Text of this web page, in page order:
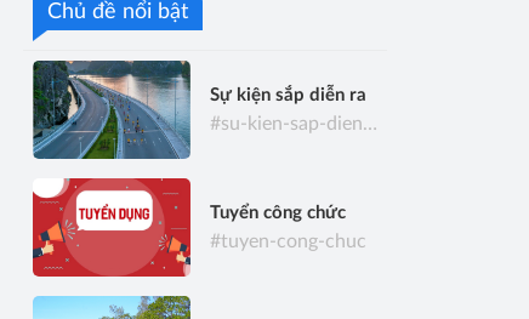
Chủ đề nổi bật
Sự kiện sắp diễn ra
#su-kien-sap-dien-ra
Tuyển công chức
#tuyen-cong-chuc